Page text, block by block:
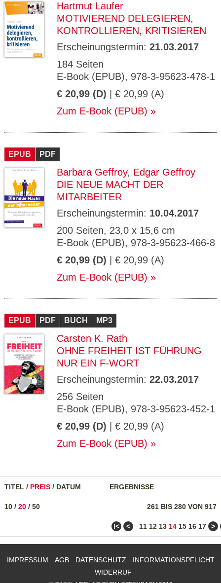
Hartmut Laufer
MOTIVIEREND DELEGIEREN,
KONTROLLIEREN, KRITISIEREN
Erscheinungstermin: 21.03.2017
184 Seiten
E-Book (EPUB), 978-3-95623-478-1
€ 20,99 (D) | € 20,99 (A)
Zum E-Book (EPUB)
EPUB PDF
Barbara Geffroy, Edgar Geffroy
DIE NEUE MACHT DER
MITARBEITER
Erscheinungstermin: 10.04.2017
200 Seiten, 23,0 x 15,6 cm
E-Book (EPUB), 978-3-95623-466-8
€ 20,99 (D) | € 20,99 (A)
Zum E-Book (EPUB)
EPUB PDF BUCH MP3
Carsten K. Rath
OHNE FREIHEIT IST FÜHRUNG
NUR EIN F-WORT
Erscheinungstermin: 22.03.2017
256 Seiten
E-Book (EPUB), 978-3-95623-452-1
€ 20,99 (D) | € 20,99 (A)
Zum E-Book (EPUB)
TITEL / PREIS / DATUM ERGEBNISSE
261 BIS 280 VON 917
10 / 20 / 50
ǀ< < 11 12 13 14 15 16 17 >
IMPRESSUM AGB DATENSCHUTZ
INFORMATIONSPFLICHT
WIDERRUF